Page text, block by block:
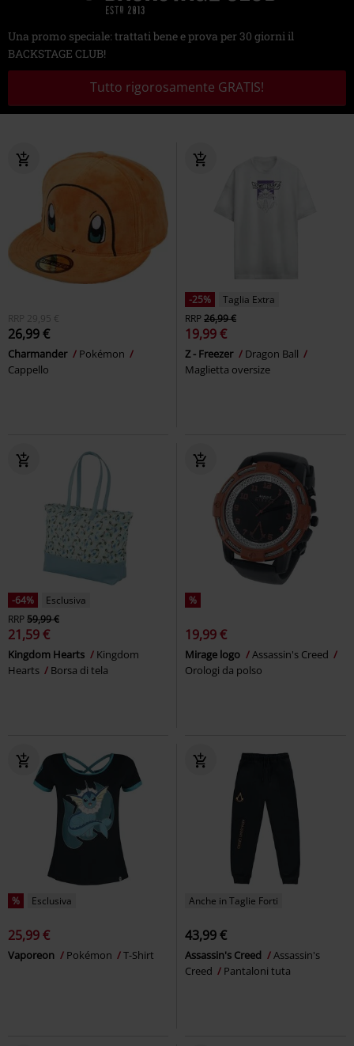
Una promo speciale: trattati bene e prova per 30 giorni il
BACKSTAGE CLUB!
Tutto rigorosamente GRATIS!
RRP 29,95 €
26,99 €
Charmander
Pokémon
Cappello
-25%
Taglia Extra
RRP26,99 €
19,99 €
Z - Freezer
Dragon Ball
Maglietta oversize
-64%
Esclusiva
RRP59,99 €
21,59 €
Kingdom Hearts
Kingdom
Hearts
Borsa di tela
%
19,99 €
Mirage logo
Assassin's Creed
Orologi da polso
% Esclusiva
25,99 €
Vaporeon Pokémon T-Shirt
Anche in Taglie Forti
43,99 €
Assassin's Creed
Assassin's
Creed
Pantaloni tuta